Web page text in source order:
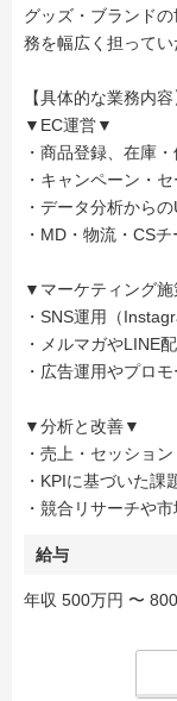
グッズ・ブランド
務を幅広く担ってい
【具体的な業務内容
▼EC運営▼
・商品登録、在庫
・キャンペーン・
・データ分析から
・MD・物流・CS
▼マーケティング
・SNS運用（
・メルマガやLINE
・広告運用やプロ
▼分析と改善▼
・売上・セッショ
・KPIに基づいた
・競合リサーチや
給与
年収 500万円 〜